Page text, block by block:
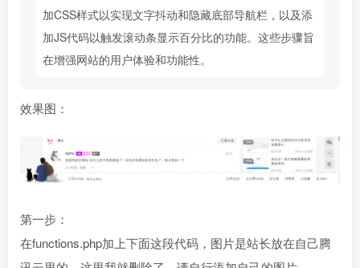
加CSS样式以实现文字抖动和隐藏底部导航栏，以及添
加JS代码以触发滚动条显示百分比的功能。这些步骤旨
在增强网站的用户体验和功能性。
效果图：
第一步：
在functions.php加上下面这段代码，图片是站长放在自己腾